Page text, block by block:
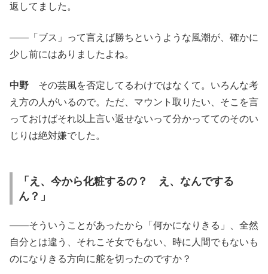
返してました。
——「ブス」って言えば勝ちというような風潮が、確かに
少し前にはありましたよね。
中野 その芸風を否定してるわけではなくて。いろんな考
え方の人がいるので。ただ、マウント取りたい、そこを言
っておけばそれ以上言い返せないって分かっててのそのい
じりは絶対嫌でした。
「え、今から化粧するの？ え、なんでする
ん？」
——そういうことがあったから「何かになりきる」、全然
自分とは違う、それこそ女でもない、時に人間でもないも
のになりきる方向に舵を切ったのですか？